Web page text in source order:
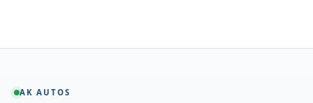
springen
AK AUTOS